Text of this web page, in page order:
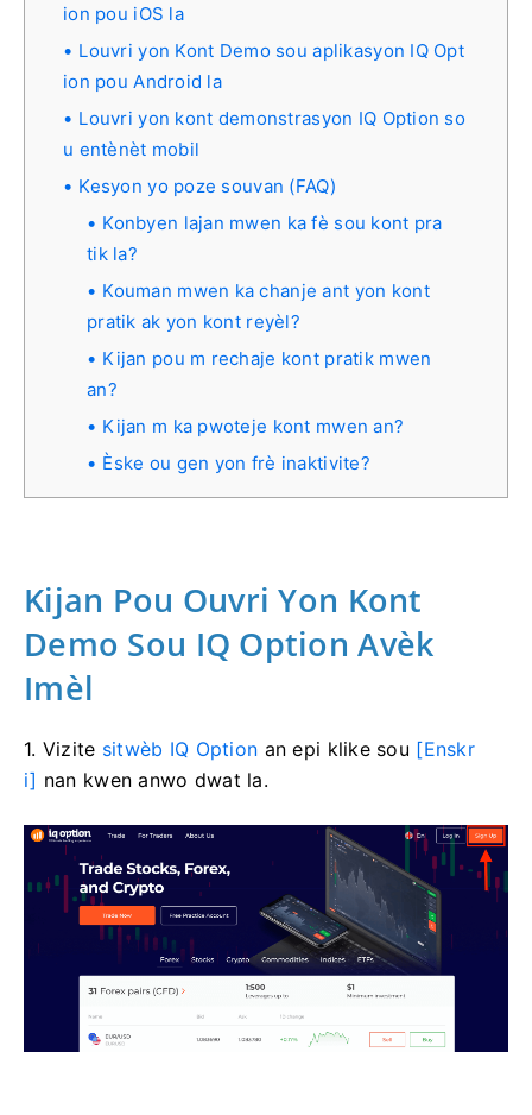
ion pou iOS la
Louvri yon Kont Demo sou aplikasyon IQ Opt
ion pou Android la
Louvri yon kont demonstrasyon IQ Option so
u entènèt mobil
Kesyon yo poze souvan (FAQ)
Konbyen lajan mwen ka fè sou kont pra
tik la?
Kouman mwen ka chanje ant yon kont
pratik ak yon kont reyèl?
Kijan pou m rechaje kont pratik mwen
an?
Kijan m ka pwoteje kont mwen an?
Èske ou gen yon frè inaktivite?
Kijan Pou Ouvri Yon Kont
Demo Sou IQ Option Avèk
Imèl
1. Vizite sitwèb IQ Option an epi klike sou [Enskr
i] nan kwen anwo dwat la.